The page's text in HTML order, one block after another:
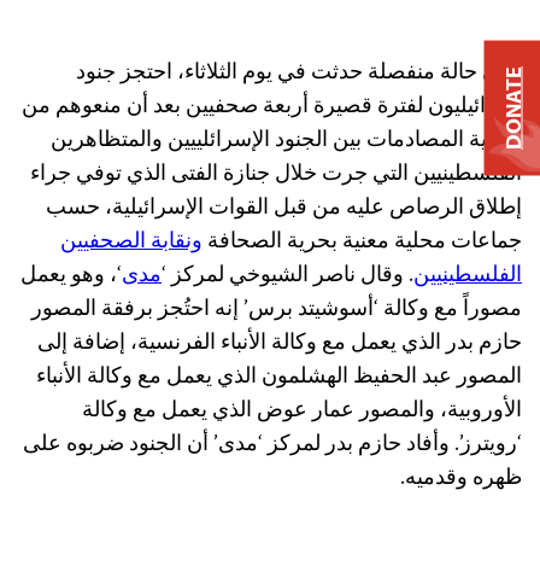
وفي حالة منفصلة حدثت في يوم الثلاثاء، احتجز جنود
إسرائيليون لفترة قصيرة أربعة صحفيين بعد أن منعوهم من
تغطية المصادمات بين الجنود الإسرائلييين والمتظاهرين
الفلسطينيين التي جرت خلال جنازة الفتى الذي توفي جراء
إطلاق الرصاص عليه من قبل القوات الإسرائيلية، حسب
جماعات محلية معنية بحرية الصحافة ونقابة الصحفيين
الفلسطينيين. وقال ناصر الشيوخي لمركز ‘مدى‘، وهو يعمل
مصوراً مع وكالة ‘أسوشيتد برس’ إنه احتُجز برفقة المصور
حازم بدر الذي يعمل مع وكالة الأنباء الفرنسية، إضافة إلى
المصور عبد الحفيظ الهشلمون الذي يعمل مع وكالة الأنباء
الأوروبية، والمصور عمار عوض الذي يعمل مع وكالة
‘رويترز’. وأفاد حازم بدر لمركز ‘مدى’ أن الجنود ضربوه على
ظهره وقدميه.
DONATE